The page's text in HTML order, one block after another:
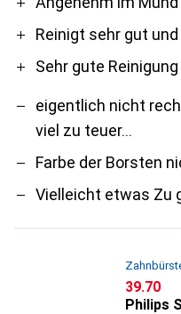
Reinigt sehr gut
Sehr gute Reinigung
eigentlich nicht
viel zu teuer...
Farbe der Borsten
Vielleicht etwas Zu
CHF
39.70
Philips